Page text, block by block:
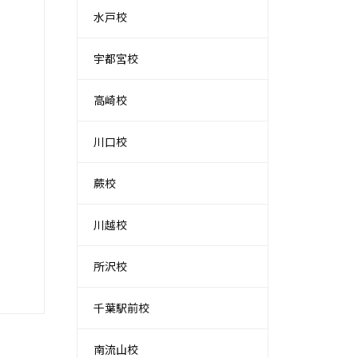
水戸校
宇都宮校
高崎校
川口校
蕨校
川越校
所沢校
千葉駅前校
南流山校